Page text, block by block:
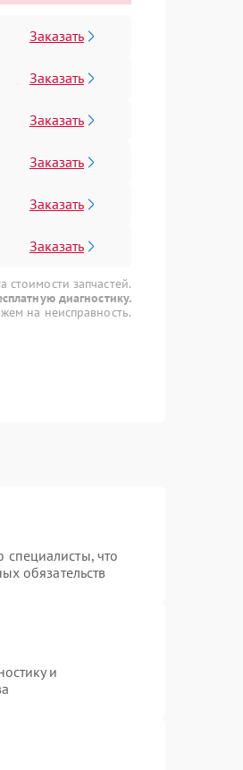
Заказать
Заказать
Заказать
Заказать
Заказать
Заказать
стоимости запчастей.
диагностику.
на неисправность.
что
обязательств
и